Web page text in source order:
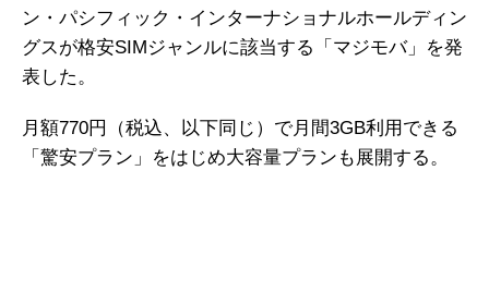
ン・パシフィック・インターナショナルホールディン
グスが格安SIMジャンルに該当する「マジモバ」を発
表した。
月額770円（税込、以下同じ）で月間3GB利用できる
「驚安プラン」をはじめ大容量プランも展開する。